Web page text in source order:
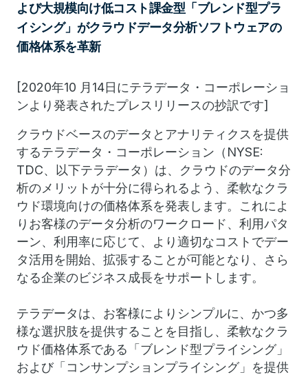
よび大規模向け低コスト課金型「ブレンド型プラ
イシング」がクラウドデータ分析ソフトウェアの
価格体系を革新
[2020年10 月14日にテラデータ・コーポレーショ
ンより発表されたプレスリリースの抄訳です]
クラウドベースのデータとアナリティクスを提供
するテラデータ・コーポレーション（NYSE:
TDC、以下テラデータ）は、クラウドのデータ分
析のメリットが十分に得られるよう、柔軟なクラ
ウド環境向けの価格体系を発表します。これによ
りお客様のデータ分析のワークロード、利用パタ
ーン、利用率に応じて、より適切なコストでデー
タ活用を開始、拡張することが可能となり、さら
なる企業のビジネス成長をサポートします。
テラデータは、お客様によりシンプルに、かつ多
様な選択肢を提供することを目指し、柔軟なクラ
ウド価格体系である「ブレンド型プライシング」
および「コンサンプションプライシング」を提供